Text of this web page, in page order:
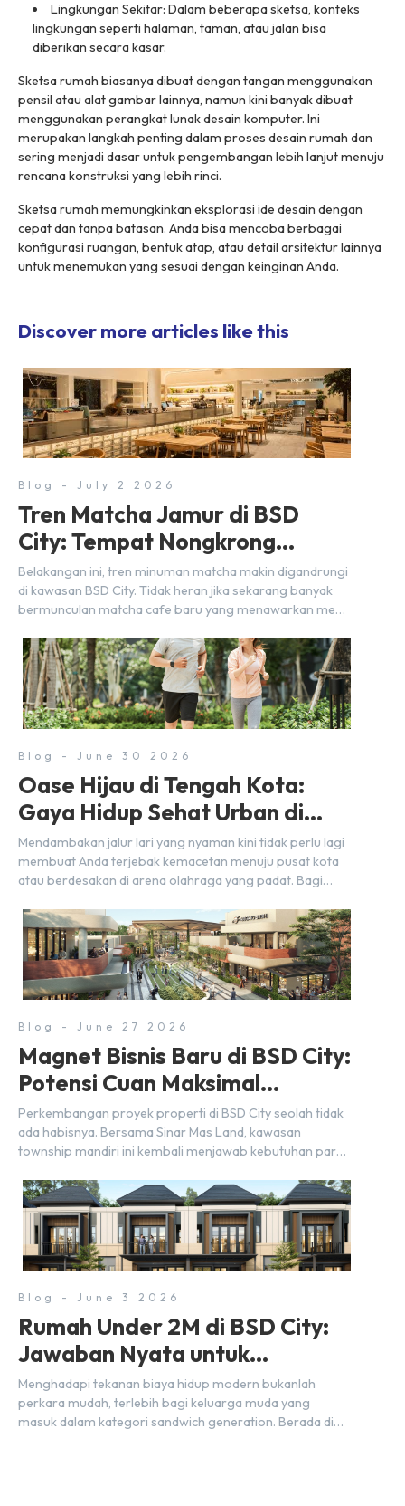
Lingkungan Sekitar: Dalam beberapa sketsa, konteks
lingkungan seperti halaman, taman, atau jalan bisa
diberikan secara kasar.
Sketsa rumah biasanya dibuat dengan tangan menggunakan
pensil atau alat gambar lainnya, namun kini banyak dibuat
menggunakan perangkat lunak desain komputer. Ini
merupakan langkah penting dalam proses desain rumah dan
sering menjadi dasar untuk pengembangan lebih lanjut menuju
rencana konstruksi yang lebih rinci.
Sketsa rumah memungkinkan eksplorasi ide desain dengan
cepat dan tanpa batasan. Anda bisa mencoba berbagai
konfigurasi ruangan, bentuk atap, atau detail arsitektur lainnya
untuk menemukan yang sesuai dengan keinginan Anda.
Discover more articles like this
Blog - July 2 2026
Tren Matcha Jamur di BSD
City: Tempat Nongkrong
Estetik Dekat Hunian
Belakangan ini, tren minuman matcha makin digandrungi
di kawasan BSD City. Tidak heran jika sekarang banyak
bermunculan matcha cafe baru yang menawarkan menu
nyaman, baik untuk produktif bekerja (WFC) maupun
sekadar bersantai bersama orang terdekat. Kabar
baiknya, deretan kafe hits ini tersebar di lokasi-lokasi
strategis yang sangat […]
Blog - June 30 2026
Oase Hijau di Tengah Kota:
Gaya Hidup Sehat Urban di
BSD City
Mendambakan jalur lari yang nyaman kini tidak perlu lagi
membuat Anda terjebak kemacetan menuju pusat kota
atau berdesakan di arena olahraga yang padat. Bagi
langsung di lingkungan sekitar yang rindang, estetik, dan
menenangkan. Sebagai kawasan township terpadu, BSD
City terus bertransformasi menjadi area hunian modern
yang sangat mendukung […]
Blog - June 27 2026
Magnet Bisnis Baru di BSD City:
Potensi Cuan Maksimal
Selangkah dari Stasiun
Perkembangan proyek properti di BSD City seolah tidak
ada habisnya. Bersama Sinar Mas Land, kawasan
township mandiri ini kembali menjawab kebutuhan para
lewat kehadiran Wander Alley Walk. Ruko terbaru di BSD
City ini datang dengan keunggulan geografis yang
sangat strategis. Letaknya menempel langsung dengan
dua pusat pergerakan massa […]
Blog - June 3 2026
Rumah Under 2M di BSD City:
Jawaban Nyata untuk
Kebutuhan Generasi Sandwich
Menghadapi tekanan biaya hidup modern bukanlah
perkara mudah, terlebih bagi keluarga muda yang
masuk dalam kategori sandwich generation. Berada di